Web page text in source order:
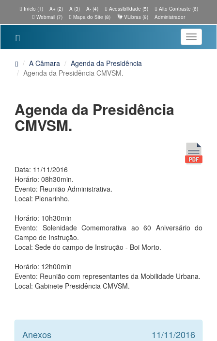
Início (1) A+ (2) A (3) A- (4) Acessibilidade (5)
Alto Contraste (6)
Webmail (7)
Mapa do Site (8) VLibras (9) Administrador
Toggle
A Câmara
Agenda da Presidência
Agenda da Presidência CMVSM.
Agenda da Presidência
CMVSM.
Data: 11/11/2016
Horário: 08h30min.
Evento: Reunião Administrativa.
Local: Plenarinho.
Horário: 10h30min
Evento: Solenidade Comemorativa ao 60 Aniversário do
Campo de Instrução.
Local: Sede do campo de Instrução - Boi Morto.
Horário: 12h00min
Evento: Reunião com representantes da Mobilidade Urbana.
Local: Gabinete Presidência CMVSM.
Anexos 11/11/2016